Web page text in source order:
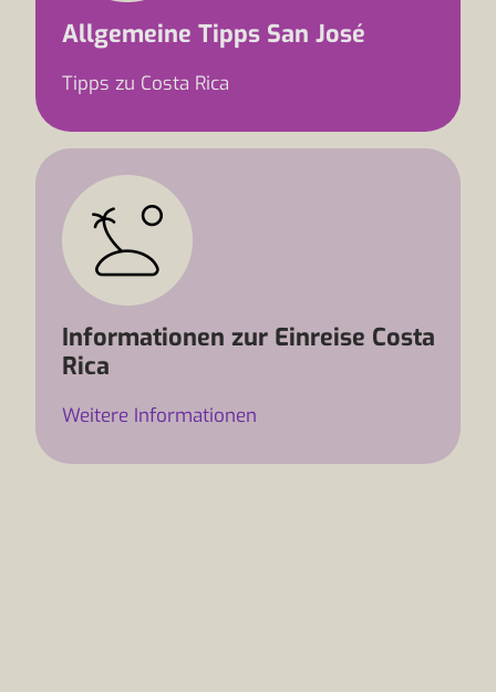
Allgemeine Tipps San José
Tipps zu Costa Rica
Informationen zur Einreise Costa
Rica
Weitere Informationen